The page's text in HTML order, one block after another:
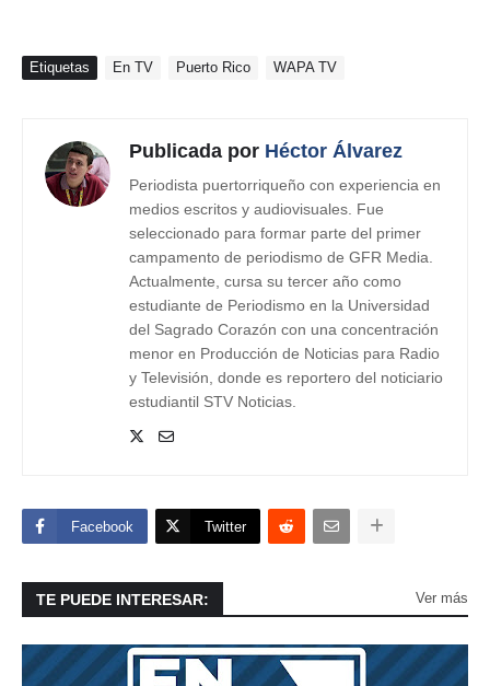
Etiquetas En TV Puerto Rico WAPA TV
Publicada por Héctor Álvarez
Periodista puertorriqueño con experiencia en
medios escritos y audiovisuales. Fue
seleccionado para formar parte del primer
campamento de periodismo de GFR Media.
Actualmente, cursa su tercer año como
estudiante de Periodismo en la Universidad
del Sagrado Corazón con una concentración
menor en Producción de Noticias para Radio
y Televisión, donde es reportero del noticiario
estudiantil STV Noticias.
Facebook Twitter
TE PUEDE INTERESAR: Ver más